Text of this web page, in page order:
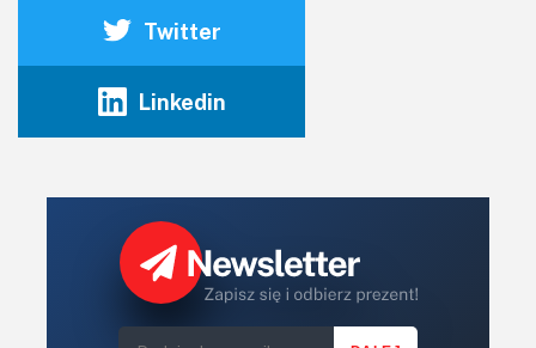
Twitter
Linkedin